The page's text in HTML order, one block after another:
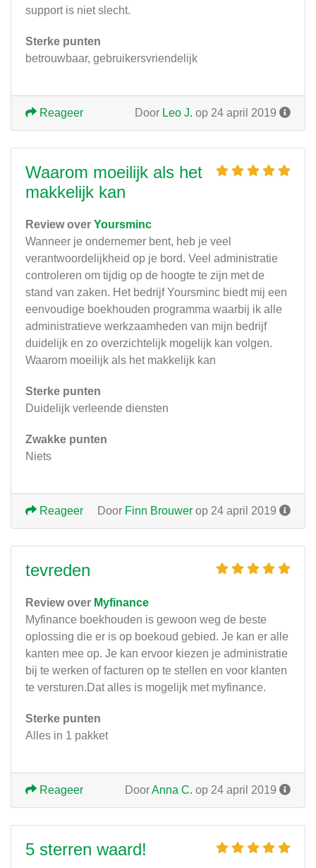
support is niet slecht.
Sterke punten
betrouwbaar, gebruikersvriendelijk
Door Leo J. op 24 april 2019
Reageer
Waarom moeilijk als het
makkelijk kan
Review over Yoursminc
Wanneer je ondernemer bent, heb je veel
verantwoordelijkheid op je bord. Veel administratie
controleren om tijdig op de hoogte te zijn met de
stand van zaken. Het bedrijf Yoursminc biedt mij een
eenvoudige boekhouden programma waarbij ik alle
administratieve werkzaamheden van mijn bedrijf
duidelijk en zo overzichtelijk mogelijk kan volgen.
Waarom moeilijk als het makkelijk kan
Sterke punten
Duidelijk verleende diensten
Zwakke punten
Niets
Door Finn Brouwer op 24 april 2019
Reageer
tevreden
Review over Myfinance
Myfinance boekhouden is gewoon weg de beste
oplossing die er is op boekoud gebied. Je kan er alle
kanten mee op. Je kan ervoor kiezen je administratie
bij te werken of facturen op te stellen en voor klanten
te versturen.Dat alles is mogelijk met myfinance.
Sterke punten
Alles in 1 pakket
DoorAnna C. op 24 april 2019
Reageer
5 sterren waard!